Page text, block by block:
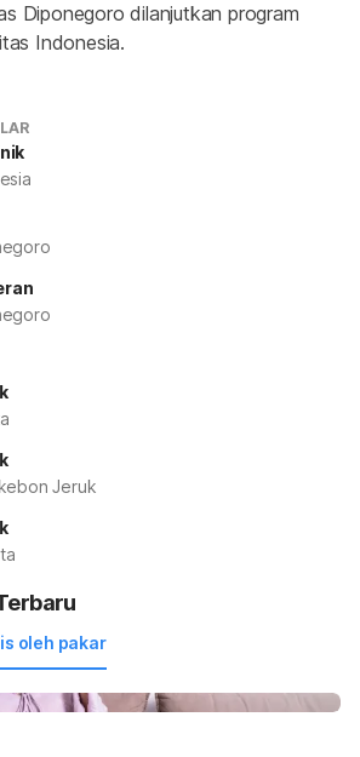
Diponegoro dilanjutkan program
Indonesia.
Jeruk
oleh pakar